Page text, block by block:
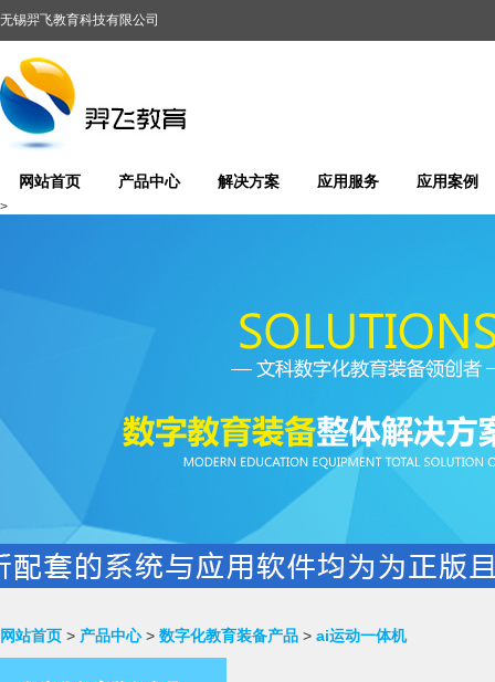
无锡羿飞教育科技有限公司
网站首页 产品中心 解决方案 应用服务 应用案例
>
网站首页 > 产品中心> 数字化教育装备产品 > ai运动一体机